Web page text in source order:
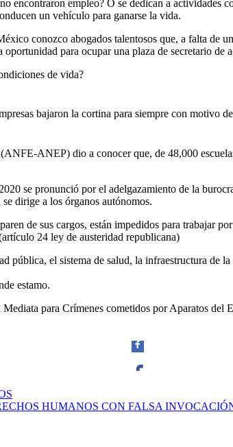
encontraron empleo? O se dedican a
un vehículo para ganarse la vida.
conozco abogados talentosos que, a falta de
para ocupar una plaza de secretario
de vida?
bajaron la cortina para siempre con
ANEP) dio a conocer que, de 48,000
se pronunció por el adelgazamiento de la
dirige a los órganos autónomos.
de sus cargos, están impedidos para trabajar
24 ley de austeridad republicana)
pública, el sistema de salud, la infraestructura de
estamo.
para Crímenes cometidos por Aparatos del
Facebook
HUMANOS CON FALSA